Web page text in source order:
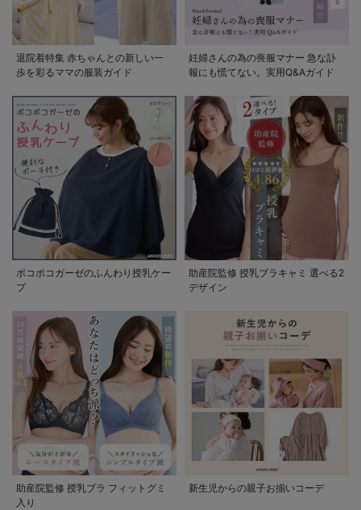
退院着特集 赤ちゃんとの新しい一
歩を彩るママの服装ガイド
妊婦さんの為の喪服マナー 急な訃
報にも慌てない。実用Q&Aガイド
ポコポコガーゼのふんわり授乳ケー
プ
助産院監修 授乳ブラキャミ 選べる2
デザイン
助産院監修 授乳ブラ フィットグミ
入り
新生児からの親子お揃いコーデ